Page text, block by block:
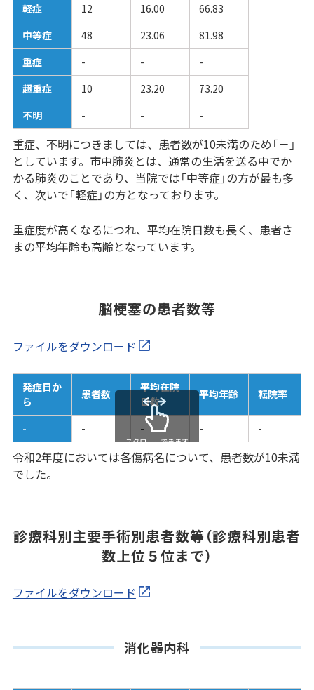
軽症 12 16.00
66.83
中等症
48 23.06
81.98
重症
- -
-
超重症
10 23.20
73.20
不明
- - -
重症、不明につきましては、患者数が10未満のため「－」
としています。市中肺炎とは、通常の生活を送る中でか
かる肺炎のことであり、当院では「中等症」の方が最も多
く、次いで「軽症」の方となっております。
重症度が高くなるにつれ、平均在院日数も長く、患者さ
まの平均年齢も高齢となっています。
脳梗塞の患者数等
ファイルをダウンロード
発症日か
ら
患者数
平均在院
日数
平均年齢 転院率
- - - - -
スクロールできます
令和2年度においては各傷病名について、患者数が10未満
でした。
診療科別主要手術別患者数等（診療科別患者
数上位５位まで）
ファイルをダウンロード
消化器内科